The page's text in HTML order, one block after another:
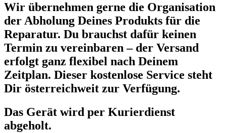
Wir übernehmen gerne die Organisation
der Abholung Deines Produkts für die
Reparatur. Du brauchst dafür keinen
Termin zu vereinbaren – der Versand
erfolgt ganz flexibel nach Deinem
Zeitplan. Dieser kostenlose Service steht
Dir österreichweit zur Verfügung.
Das Gerät wird per Kurierdienst
abgeholt.